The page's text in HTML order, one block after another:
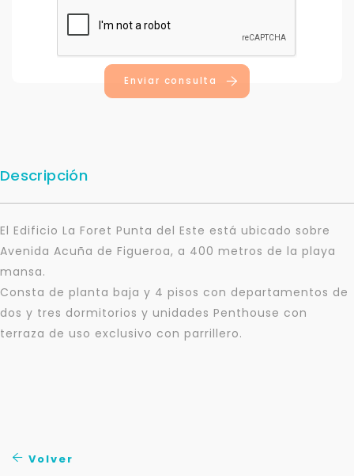
Enviar consulta
Descripción
El Edificio La Foret Punta del Este está ubicado sobre
Avenida Acuña de Figueroa, a 400 metros de la playa
mansa.
Consta de planta baja y 4 pisos con departamentos de
dos y tres dormitorios y unidades Penthouse con
terraza de uso exclusivo con parrillero.
Volver